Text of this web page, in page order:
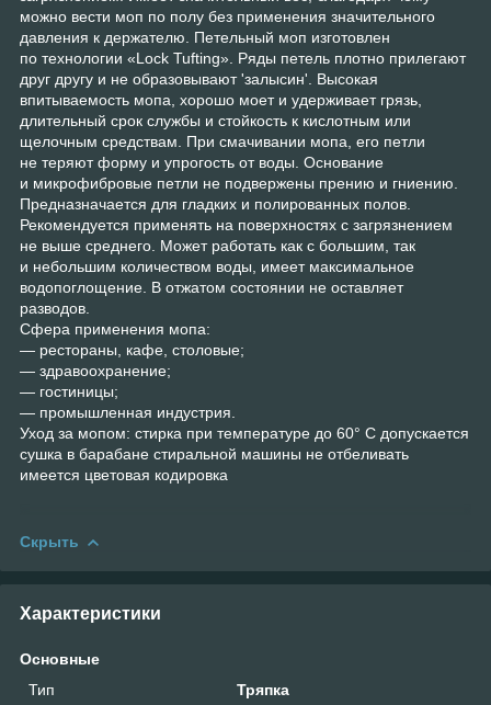
можно вести моп по полу без применения значительного
давления к держателю. Петельный моп изготовлен
по технологии «Lock Tufting». Ряды петель плотно прилегают
друг другу и не образовывают 'залысин'. Высокая
впитываемость мопа, хорошо моет и удерживает грязь,
длительный срок службы и стойкость к кислотным или
щелочным средствам. При смачивании мопа, его петли
не теряют форму и упрогость от воды. Основание
и микрофибровые петли не подвержены прению и гниению.
Предназначается для гладких и полированных полов.
Рекомендуется применять на поверхностях с загрязнением
не выше среднего. Может работать как с большим, так
и небольшим количеством воды, имеет максимальное
водопоглощение. В отжатом состоянии не оставляет
разводов.
Сфера применения мопа:
— рестораны, кафе, столовые;
— здравоохранение;
— гостиницы;
— промышленная индустрия.
Уход за мопом: стирка при температуре до 60° С допускается
сушка в барабане стиральной машины не отбеливать
имеется цветовая кодировка
Скрыть
Характеристики
Основные
Тип
Тряпка